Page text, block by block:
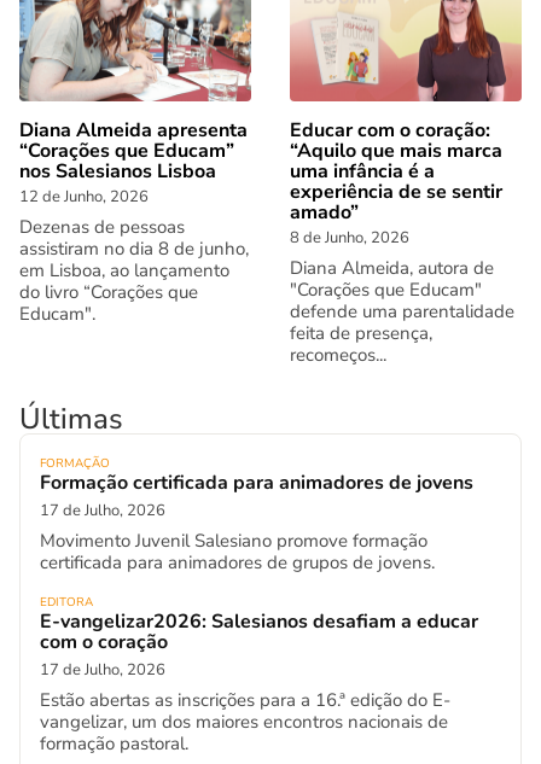
Diana Almeida apresenta
“Corações que Educam”
nos Salesianos Lisboa
12 de Junho, 2026
Dezenas de pessoas
assistiram no dia 8 de junho,
em Lisboa, ao lançamento
do livro “Corações que
Educam".
Educar com o coração:
“Aquilo que mais marca
uma infância é a
experiência de se sentir
amado”
8 de Junho, 2026
Diana Almeida, autora de
"Corações que Educam"
defende uma parentalidade
feita de presença,
recomeços...
Últimas
FORMAÇÃO
Formação certificada para animadores de jovens
17 de Julho, 2026
Movimento Juvenil Salesiano promove formação
certificada para animadores de grupos de jovens.
EDITORA
E-vangelizar2026: Salesianos desafiam a educar
com o coração
17 de Julho, 2026
Estão abertas as inscrições para a 16.ª edição do E-
vangelizar, um dos maiores encontros nacionais de
formação pastoral.